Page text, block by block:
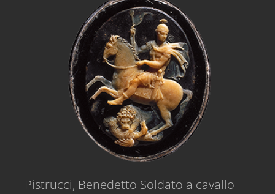
Pistrucci, Benedetto Soldato a cavallo